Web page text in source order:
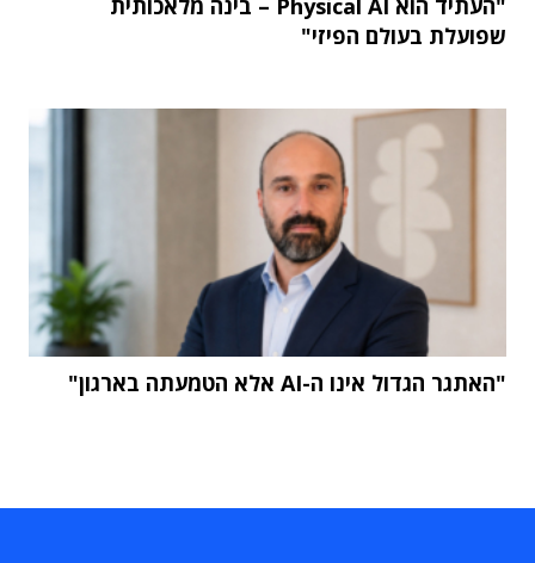
שפועלת בעולם הפיזי"
"האתגר הגדול אינו ה-AI אלא הטמעתה בארגון"